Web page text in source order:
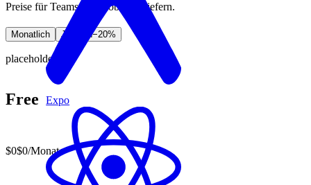
Expo
Preise für Teams, die global ausliefern.
Monatlich Jährlich−20%
placeholder
Free
$0$0/Monat